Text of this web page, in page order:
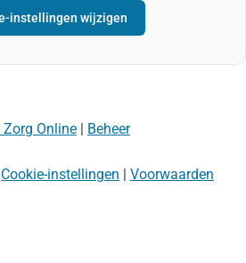
instellingen wijzigen
Zorg Online | Beheer
Cookie-instellingen | Voorwaarden